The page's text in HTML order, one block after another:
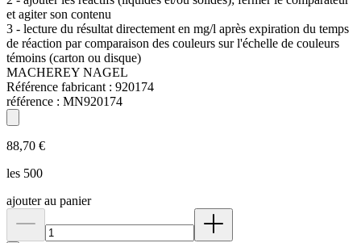
et agiter son contenu
3 - lecture du résultat directement en mg/l après expiration du temps
de réaction par comparaison des couleurs sur l'échelle de couleurs
témoins (carton ou disque)
MACHEREY NAGEL
Référence fabricant : 920174
référence : MN920174
88,70 €
les 500
ajouter au panier